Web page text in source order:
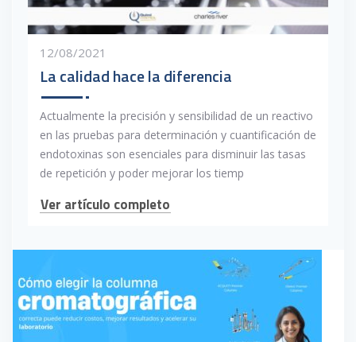
12/08/2021
La calidad hace la diferencia
Actualmente la precisión y sensibilidad de un reactivo
en las pruebas para determinación y cuantificación de
endotoxinas son esenciales para disminuir las tasas
de repetición y poder mejorar los tiemp
Ver artículo completo